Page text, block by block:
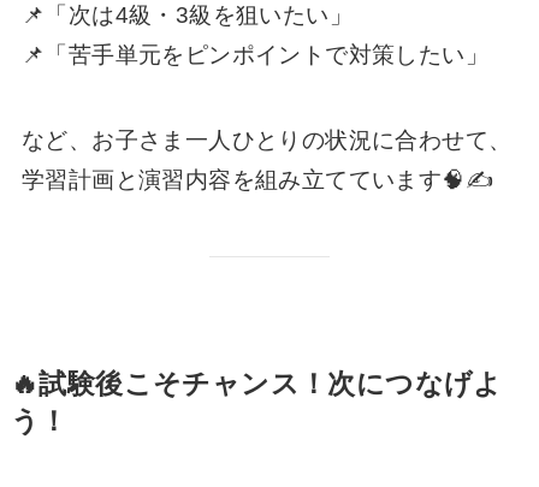
📌「次は4級・3級を狙いたい」
📌「苦手単元をピンポイントで対策したい」
など、お子さま一人ひとりの状況に合わせて、
学習計画と演習内容を組み立てています🧠✍️
🔥試験後こそチャンス！次につなげよ
う！